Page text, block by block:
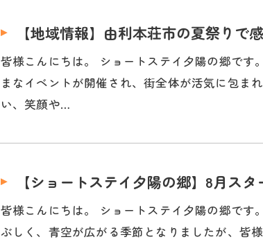
【地域情報】由利本荘市の夏祭りで
皆様こんにちは。 ショートステイ夕陽の郷で
まなイベントが開催され、街全体が活気に包ま
い、笑顔や…
【ショートステイ夕陽の郷】8月ス
皆様こんにちは。 ショートステイ夕陽の郷です
ぶしく、青空が広がる季節となりましたが、皆